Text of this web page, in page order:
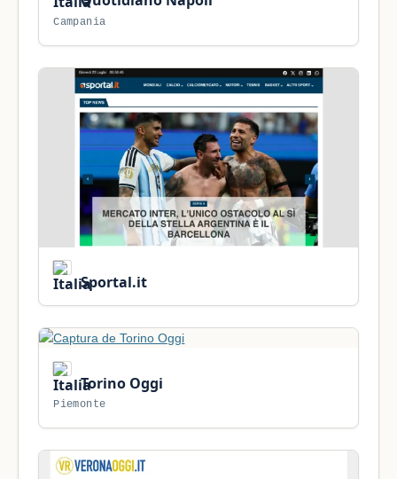
Campania
Sportal.it
Torino Oggi
Piemonte